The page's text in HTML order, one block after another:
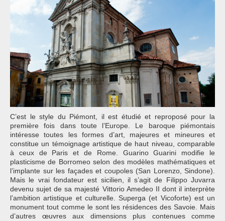
C’est le style du Piémont, il est étudié et reproposé pour la
première fois dans toute l’Europe. Le baroque piémontais
intéresse toutes les formes d’art, majeures et mineures et
constitue un témoignage artistique de haut niveau, comparable
à ceux de Paris et de Rome. Guarino Guarini modifie le
plasticisme de Borromeo selon des modèles mathématiques et
l’implante sur les façades et coupoles (San Lorenzo, Sindone).
Mais le vrai fondateur est sicilien, il s’agit de Filippo Juvarra
devenu sujet de sa majesté Vittorio Amedeo II dont il interprète
l’ambition artistique et culturelle. Superga (et Vicoforte) est un
monument tout comme le sont les résidences des Savoie. Mais
d’autres œuvres aux dimensions plus contenues comme